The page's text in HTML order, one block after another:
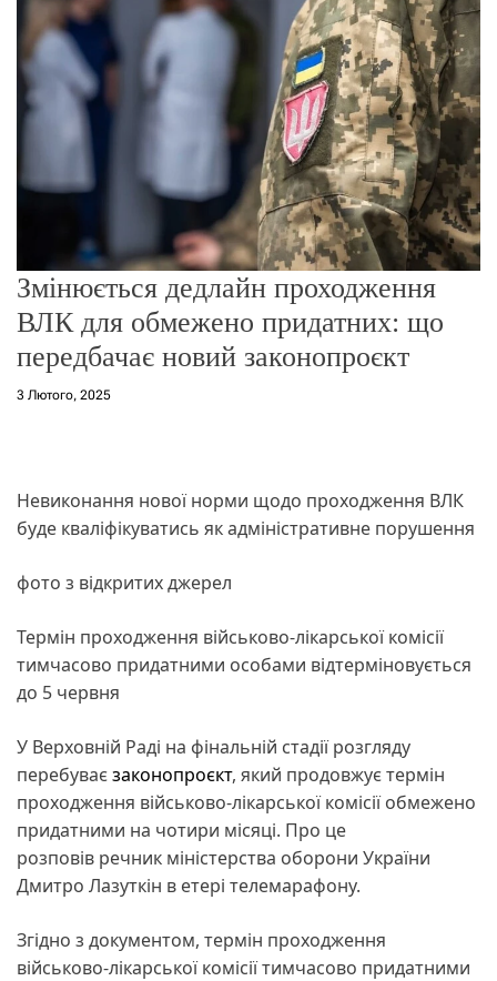
р
е
ж
и
м
у
Змінюється дедлайн проходження
ВЛК для обмежено придатних: що
передбачає новий законопроєкт
3 Лютого, 2025
Невиконання нової норми щодо проходження ВЛК
буде кваліфікуватись як адміністративне порушення
фото з відкритих джерел
Термін проходження військово-лікарської комісії
тимчасово придатними особами відтерміновується
до 5 червня
У Верховній Раді на фінальній стадії розгляду
перебуваєзаконопроєкт, який продовжує термін
проходження військово-лікарської комісії обмежено
придатними на чотири місяці. Про це
розповів речник міністерства оборони України
Дмитро Лазуткін в етері телемарафону.
Згідно з документом, термін проходження
військово-лікарської комісії тимчасово придатними